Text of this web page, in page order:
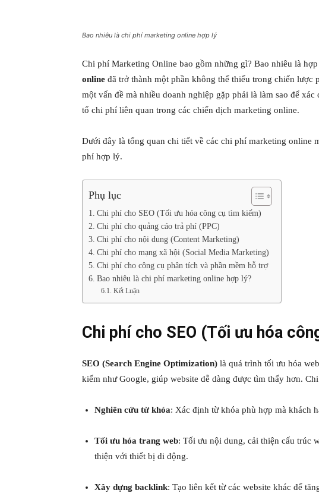
Bao nhiêu là chi phí marketing online hợp lý
Chi phí Marketing Online bao gồm những gì? Bao nhiêu là
online đã trở thành một phần không thể thiếu trong chiến lược
một vấn đề mà nhiều doanh nghiệp gặp phải là làm sao để
tố chi phí liên quan trong các chiến dịch marketing online.
Dưới đây là tổng quan chi tiết về các chi phí marketing online
phí hợp lý.
Phụ lục
Chi phí cho SEO (Tối ưu hóa công cụ tìm kiếm)
Chi phí cho quảng cáo trả phí (PPC)
Chi phí cho nội dung (Content Marketing)
Chi phí cho mạng xã hội (Social Media Marketing)
Chi phí cho công cụ phân tích và phần mềm hỗ trợ
Bao nhiêu là chi phí marketing online hợp lý?
Kết Luận
Chi phí cho SEO (Tối ưu hóa
SEO (Search Engine Optimization) là quá trình tối ưu hóa
kiếm như Google, giúp website dễ dàng được tìm thấy hơn.
Nghiên cứu từ khóa: Xác định từ khóa phù hợp mà khách
Tối ưu hóa trang web: Tối ưu nội dung, cải thiện cấu trúc
thiện với thiết bị di động.
Xây dựng backlink: Tạo liên kết từ các website khác để